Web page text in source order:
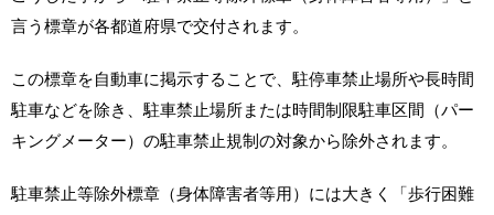
言う標章が各都道府県で交付されます。
この標章を自動車に掲示することで、駐停車禁止場所や長時間
駐車などを除き、駐車禁止場所または時間制限駐車区間（パー
キングメーター）の駐車禁止規制の対象から除外されます。
駐車禁止等除外標章（身体障害者等用）には大きく「歩行困難